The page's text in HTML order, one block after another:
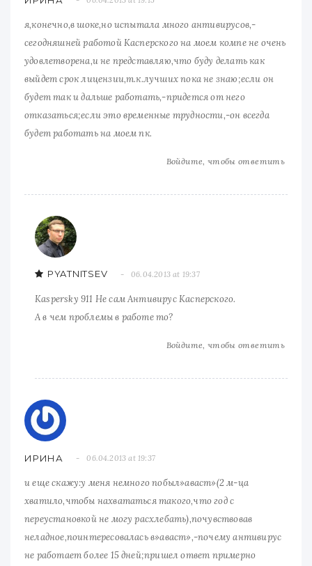
я,конечно,в шоке,но испытала много антивирусов,-
сегодняшней работой Касперского на моем компе не очень
удовлетворена,и не представляю,что буду делать как
выйдет срок лицензии,т.к.лучших пока не знаю;если он
будет так и дальше работать,-придется от него
отказаться;если это временные трудности,-он всегда
будет работать на моем пк.
Войдите, чтобы ответить
PYATNITSEV 06.04.2013 at 19:37
Kaspersky 911 Не сам Антивирус Касперского.
А в чем проблемы в работе то?
Войдите, чтобы ответить
ИРИНА 06.04.2013 at 19:37
и еще скажу:у меня немного побыл»аваст»(2 м-ца
хватило,чтобы нахвататься такого,что год с
переустановкой не могу расхлебать),почувствовав
неладное,поинтересовалась в»аваст»,-почему антивирус
не работает более 15 дней;пришел ответ примерно